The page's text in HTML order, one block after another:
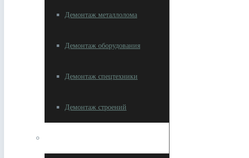
Демонтаж металлолома
Демонтаж оборудования
Демонтаж спецтехники
Демонтаж строений